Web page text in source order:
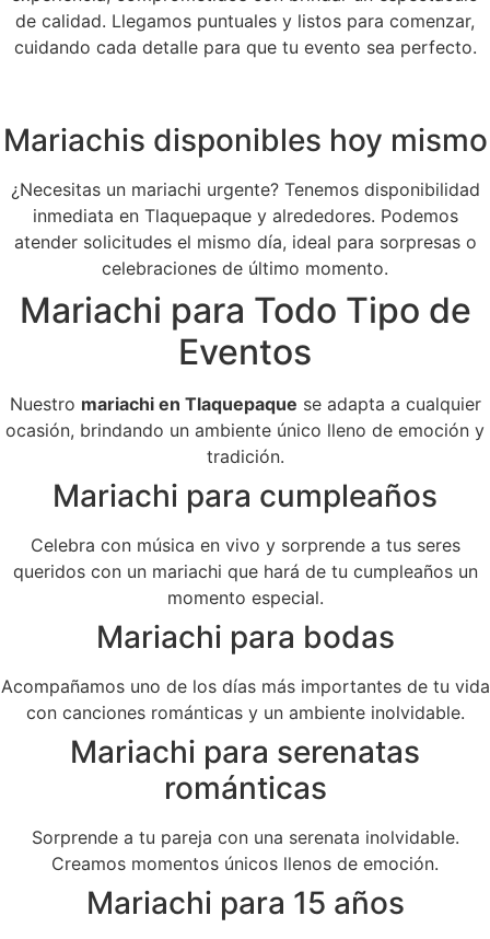
de calidad. Llegamos puntuales y listos para comenzar,
cuidando cada detalle para que tu evento sea perfecto.
Mariachis disponibles hoy mismo
¿Necesitas un mariachi urgente? Tenemos disponibilidad
inmediata en Tlaquepaque y alrededores. Podemos
atender solicitudes el mismo día, ideal para sorpresas o
celebraciones de último momento.
Mariachi para Todo Tipo de
Eventos
Nuestro mariachi en Tlaquepaque se adapta a cualquier
ocasión, brindando un ambiente único lleno de emoción y
tradición.
Mariachi para cumpleaños
Celebra con música en vivo y sorprende a tus seres
queridos con un mariachi que hará de tu cumpleaños un
momento especial.
Mariachi para bodas
Acompañamos uno de los días más importantes de tu vida
con canciones románticas y un ambiente inolvidable.
Mariachi para serenatas
románticas
Sorprende a tu pareja con una serenata inolvidable.
Creamos momentos únicos llenos de emoción.
Mariachi para 15 años